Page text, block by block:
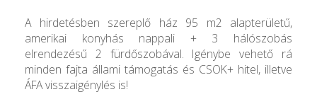
A hirdetésben szereplő ház 95 m2 alapterületű,
amerikai konyhás nappali + 3 hálószobás
elrendezésű 2 fürdőszobával. Igénybe vehető rá
minden fajta állami támogatás és CSOK+ hitel, illetve
ÁFA visszaigénylés is!